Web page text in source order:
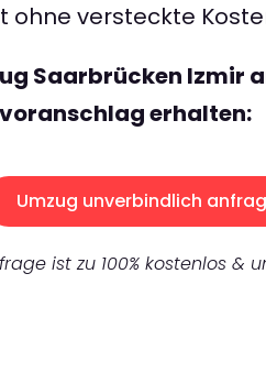
ohne versteckte
Saarbrücken Izmir
erhalten:
Umzug unverbindlich
ist zu 100% kostenlos &